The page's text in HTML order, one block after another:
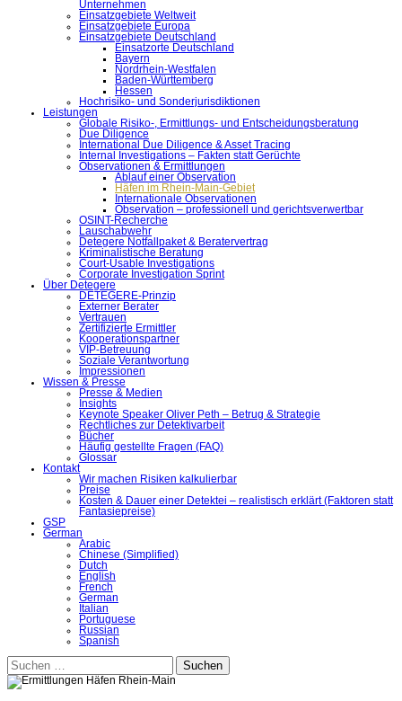
Unternehmen
Einsatzgebiete Weltweit
Einsatzgebiete Europa
Einsatzgebiete Deutschland
Einsatzorte Deutschland
Bayern
Nordrhein-Westfalen
Baden-Württemberg
Hessen
Hochrisiko- und Sonderjurisdiktionen
Leistungen
Globale Risiko-, Ermittlungs- und Entscheidungsberatung
Due Diligence
International Due Diligence & Asset Tracing
Internal Investigations – Fakten statt Gerüchte
Observationen & Ermittlungen
Ablauf einer Observation
Häfen im Rhein-Main-Gebiet
Internationale Observationen
Observation – professionell und gerichtsverwertbar
OSINT-Recherche
Lauschabwehr
Detegere Notfallpaket & Beratervertrag
Kriminalistische Beratung
Court-Usable Investigations
Corporate Investigation Sprint
Über Detegere
DETEGERE-Prinzip
Externer Berater
Vertrauen
Zertifizierte Ermittler
Kooperationspartner
VIP-Betreuung
Soziale Verantwortung
Impressionen
Wissen & Presse
Presse & Medien
Insights
Keynote Speaker Oliver Peth – Betrug & Strategie
Rechtliches zur Detektivarbeit
Bücher
Häufig gestellte Fragen (FAQ)
Glossar
Kontakt
Wir machen Risiken kalkulierbar
Preise
Kosten & Dauer einer Detektei – realistisch erklärt (Faktoren statt
Fantasiepreise)
GSP
German
Arabic
Chinese (Simplified)
Dutch
English
French
German
Italian
Portuguese
Russian
Spanish
Suchen
nach: